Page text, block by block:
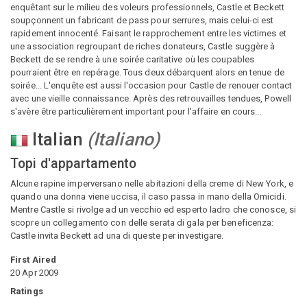
enquêtant sur le milieu des voleurs professionnels, Castle et Beckett
soupçonnent un fabricant de pass pour serrures, mais celui-ci est
rapidement innocenté. Faisant le rapprochement entre les victimes et
une association regroupant de riches donateurs, Castle suggère à
Beckett de se rendre à une soirée caritative où les coupables
pourraient être en repérage. Tous deux débarquent alors en tenue de
soirée... L'enquête est aussi l'occasion pour Castle de renouer contact
avec une vieille connaissance. Après des retrouvailles tendues, Powell
s'avère être particulièrement important pour l'affaire en cours...
Italian (Italiano)
Topi d'appartamento
Alcune rapine imperversano nelle abitazioni della creme di New York, e
quando una donna viene uccisa, il caso passa in mano della Omicidi.
Mentre Castle si rivolge ad un vecchio ed esperto ladro che conosce, si
scopre un collegamento con delle serata di gala per beneficenza:
Castle invita Beckett ad una di queste per investigare.
First Aired
20 Apr 2009
Ratings